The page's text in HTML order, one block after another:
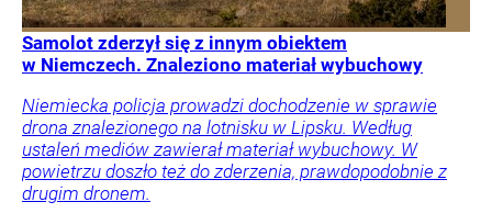
Samolot zderzył się z innym obiektem
w Niemczech. Znaleziono materiał wybuchowy
Niemiecka policja prowadzi dochodzenie w sprawie
drona znalezionego na lotnisku w Lipsku. Według
ustaleń mediów zawierał materiał wybuchowy. W
powietrzu doszło też do zderzenia, prawdopodobnie z
drugim dronem.